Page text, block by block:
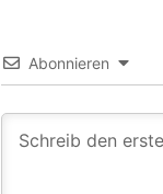
Abonnieren